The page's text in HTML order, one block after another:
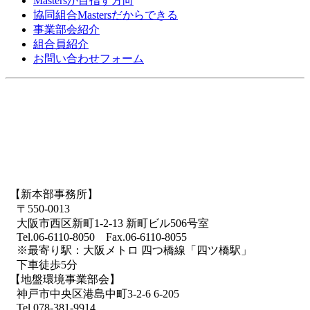
協同組合Mastersだからできる
事業部会紹介
組合員紹介
お問い合わせフォーム
【新本部事務所】
〒550-0013
大阪市西区新町1-2-13 新町ビル506号室
Tel.06-6110-8050 Fax.06-6110-8055
※最寄り駅：大阪メトロ 四つ橋線「四ツ橋駅」
下車徒歩5分
【地盤環境事業部会】
神戸市中央区港島中町3-2-6 6-205